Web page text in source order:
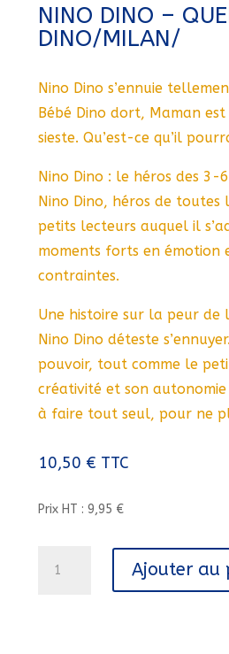
NINO DINO –
DINO/MILAN/
Nino Dino s’ennuie
Bébé Dino dort, Maman
sieste. Qu’est-ce qu’il
Nino Dino : le héros des 3-
Nino Dino, héros de
petits lecteurs auquel il
moments forts en
contraintes.
Une histoire sur la peur de
Nino Dino déteste
pouvoir, tout comme le
créativité et son
à faire tout seul, pour ne
10,50 € TTC
Prix HT : 9,95 €
Ajouter au